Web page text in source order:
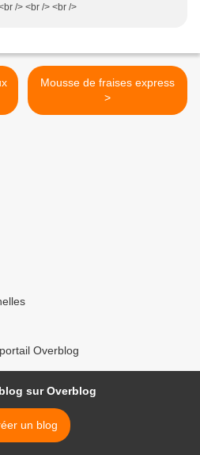
/> <br /> <br />
Mousse de fraises express
>
Overblog
sur Overblog
un blog